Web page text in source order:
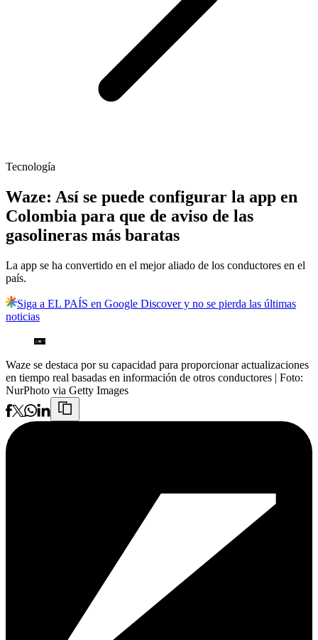
Tecnología
Waze: Así se puede configurar la app en
Colombia para que de aviso de las
gasolineras más baratas
La app se ha convertido en el mejor aliado de los conductores en el
país.
Siga a EL PAÍS en Google Discover y no se pierda las últimas
noticias
Waze se destaca por su capacidad para proporcionar actualizaciones
en tiempo real basadas en información de otros conductores | Foto:
NurPhoto via Getty Images